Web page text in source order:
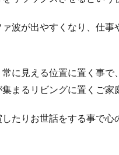
波が出やすくなり、仕事
に見える位置に置く事で
まるリビングに置くご家
たりお世話をする事で心